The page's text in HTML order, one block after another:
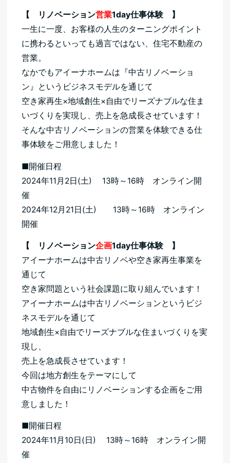
【 リノベーション営業1day仕事体験 】
一生に一度、お客様の人生のターニングポイント
に携わるといっても過言ではない、住宅不動産の
営業。
なかでもアイーナホームは『中古リノベーショ
ン』というビジネスモデルを通じて
空き家再生×地域創生×自由でリーズナブルな住ま
いづくりを実現し、売上を急成長させています！
そんな中古リノベーションの営業を体験できる仕
事体験をご用意しました！
■開催日程
2024年11月2日(土) 13時～16時 オンライン開
催
2024年12月21日(土) 13時～16時 オンライン
開催
【 リノベーション企画1day仕事体験 】
アイーナホームは中古リノベや空き家再生事業を
通じて
空き家問題という社会課題に取り組んでいます！
アイーナホームは中古リノベーションというビジ
ネスモデルを通じて
地域創生×自由でリーズナブルな住まいづくりを実
現し、
売上を急成長させています！
今回は地方創生をテーマにして
中古物件を自由にリノベーションする企画をご用
意しました！
■開催日程
2024年11月10日(日) 13時～16時 オンライン開
催